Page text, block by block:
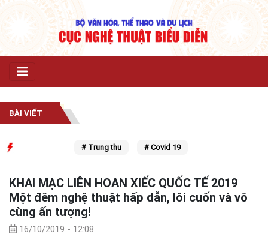
BÀI VIẾT
# Trung thu # Covid 19
KHAI MẠC LIÊN HOAN XIẾC QUỐC TẾ 2019
Một đêm nghệ thuật hấp dẫn, lôi cuốn và vô
cùng ấn tượng!
16/10/2019 - 12:08